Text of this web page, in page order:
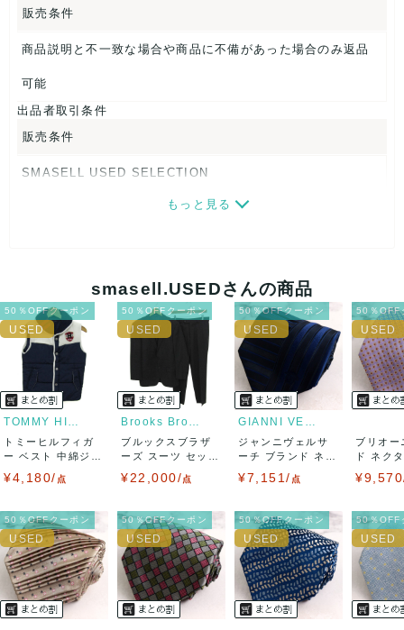
【 商品札 】
なし
販売条件
商品説明と不一致な場合や商品に不備があった場合のみ返品
可能
出品者取引条件
販売条件
SMASELL USED SELECTION
画像ダウンロードなので、転売にも最適♪
ネコポスの場合は日時指定ができませんので、ご了承下さい
ませ。
USED品に関しましては、見る方によって状態の価値観が異な
りますので、トラブルを避けるため、神経質な方や完璧な商
品を求められる方は御購入をお控えください。
また商品には細心の注意をはらっておりますが、何かござい
ましたら、レビュー記載前に必ずコメント欄よりご連絡お願
い致します。対応できることがあれば、誠意をもって対応致
します。
また並行輸入品もございますので、真贋方法などお答えでき
もっと見る
smasell.USEDさんの商品
50％OFFクーポン
TOMMY HILFIGER
トミーヒルフィガ
ー ベスト 中綿ジャ
¥4,180/ 点
50％OFFクーポン
Brooks Brothers
ブルックスブラザ
ーズ スーツ セット
¥22,000/点
50％OFFクーポン
GIANNI VERSACE
ジャンニヴェルサ
ーチ ブランド ネク
¥7,151/ 点
50％OFF
ブリオー
ド ネク
50％OFFクーポン 50％OFFクーポン 50％OFFクーポン 50％OFF